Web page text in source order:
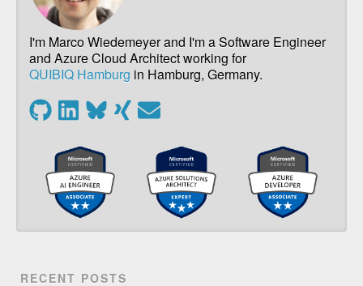
I'm Marco Wiedemeyer and I'm a Software Engineer
and Azure Cloud Architect working for
QUIBIQ Hamburg in Hamburg, Germany.
RECENT POSTS